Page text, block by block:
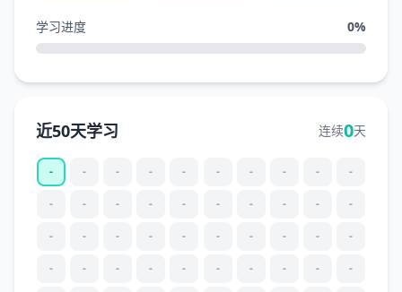
学习进度 0%
近50天学习 连续0天
- - - - - - - - - -
- - - - - - - - - -
- - - - - - - - - -
- - - - - - - - - -